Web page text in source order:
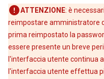
ATTENZIONE: è
reimpostare amministratore
prima reimpostato la
essere presente un breve
l'interfaccia utente continua
l'interfaccia utente effettua